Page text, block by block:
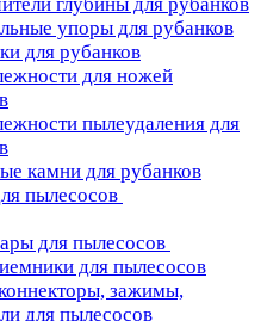
упоры для рубанков
для рубанков
для ножей
пылеудаления для
камни для рубанков
пылесосов
для пылесосов
для пылесосов
зажимы,
для пылесосов